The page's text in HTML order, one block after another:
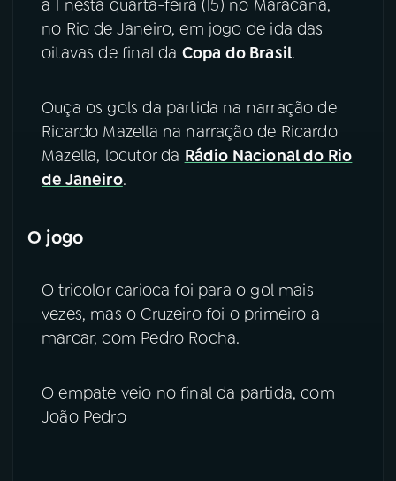
FESTIVAL DE MÚSICA
ACOMPANHE A RÁDIO NACIONAL
YouTube Facebook
Instagram
a 1 nesta quarta-feira (15) no Maracanã,
no Rio de Janeiro, em jogo de ida das
oitavas de final da Copa do Brasil.
Ouça os gols da partida na narração de
Ricardo Mazella na narração de Ricardo
Mazella, locutor da Rádio Nacional do Rio
de Janeiro.
O jogo
O tricolor carioca foi para o gol mais
vezes, mas o Cruzeiro foi o primeiro a
marcar, com Pedro Rocha.
O empate veio no final da partida, com
João Pedro